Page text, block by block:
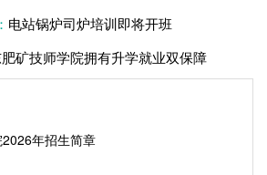
电站锅炉司炉培训即将开班
矿技师学院拥有升学就业双保障
年招生简章